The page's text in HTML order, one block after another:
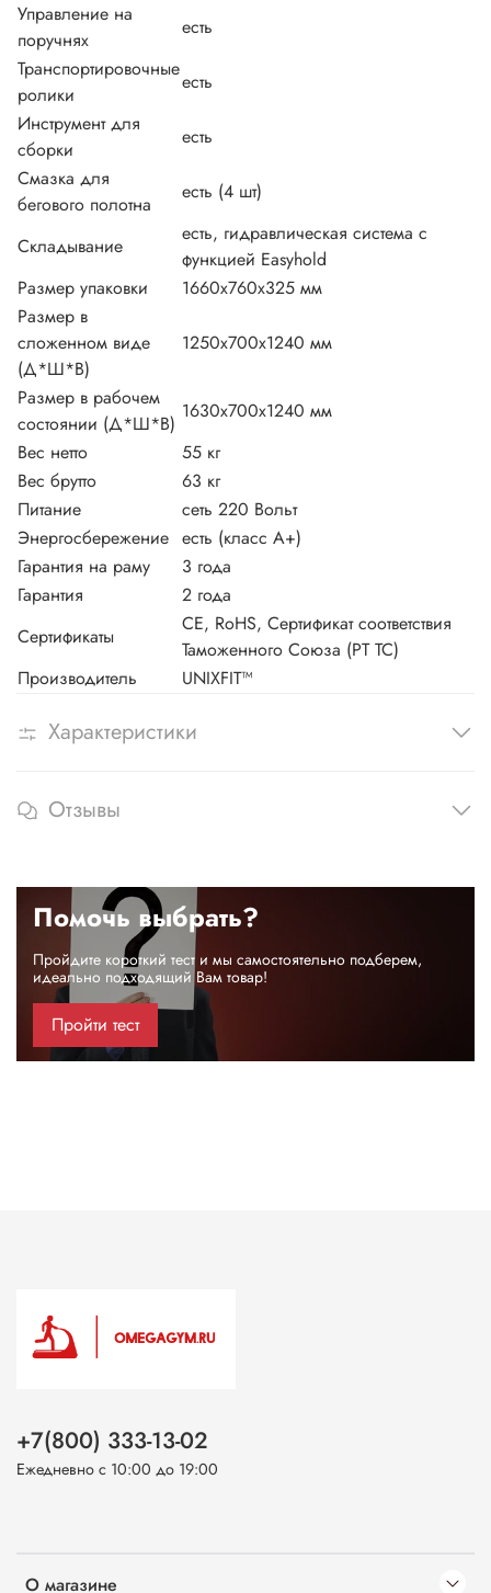
Управление на
поручнях
есть
Транспортировочные
ролики
есть
Инструмент для
сборки
есть
Смазка для
бегового полотна
есть (4 шт)
Складывание
есть, гидравлическая система с
функцией Easyhold
Размер упаковки
1660x760x325 мм
Размер в
сложенном виде
(Д*Ш*В)
1250х700х1240 мм
Размер в рабочем
состоянии (Д*Ш*В)
1630х700х1240 мм
Вес нетто
55 кг
Вес брутто
63 кг
Питание
сеть 220 Вольт
Энергосбережение есть (класс А+)
Гарантия на раму
3 года
Гарантия
2 года
Сертификаты
CE, RoHS, Сертификат соответствия
Таможенного Союза (РТ ТС)
Производитель
UNIXFIT™
Характеристики
Отзывы
Помочь выбрать?
Пройдите короткий тест и мы самостоятельно подберем,
идеально подходящий Вам товар!
Пройти тест
О магазине
+7(800) 333-13-02
Ежедневно с 10:00 до 19:00